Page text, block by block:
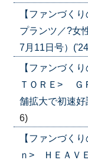
【ファンづく
プランツ／?女
7月11日号）
【ファンづく
ＴＯＲＥ> Ｇ
舗拡大で初速
6)
【ファンづく
ｎ> ＨＥＡＶ